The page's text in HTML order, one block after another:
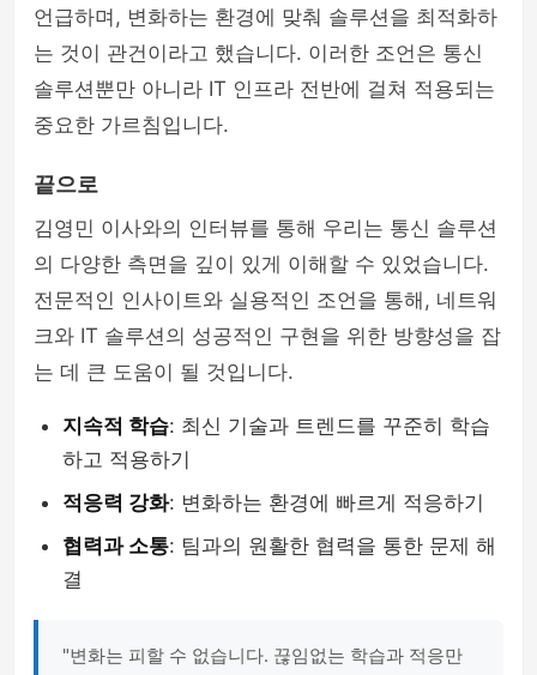
언급하며, 변화하는 환경에 맞춰 솔루션을 최적화하
는 것이 관건이라고 했습니다. 이러한 조언은 통신
솔루션뿐만 아니라 IT 인프라 전반에 걸쳐 적용되는
중요한 가르침입니다.
끝으로
김영민 이사와의 인터뷰를 통해 우리는 통신 솔루션
의 다양한 측면을 깊이 있게 이해할 수 있었습니다.
전문적인 인사이트와 실용적인 조언을 통해, 네트워
크와 IT 솔루션의 성공적인 구현을 위한 방향성을 잡
는 데 큰 도움이 될 것입니다.
지속적 학습: 최신 기술과 트렌드를 꾸준히 학습
하고 적용하기
적응력 강화: 변화하는 환경에 빠르게 적응하기
협력과 소통: 팀과의 원활한 협력을 통한 문제 해
결
"변화는 피할 수 없습니다. 끊임없는 학습과 적응만